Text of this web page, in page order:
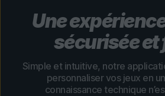
Une
sécurisée et
Simple et intuitive, notre
personnaliser vos jeux en
connaissance technique